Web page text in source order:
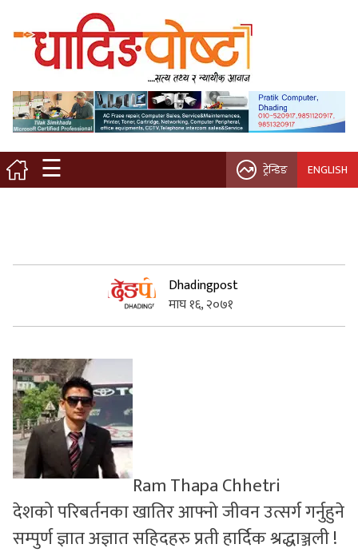
☰
मुख्य पृष्ठ
स्थानीय समाचार
विचार / ब्लग
नगर/गाउँ पालिका
सुचनाहरु
स्वास्थ्य
भिडियो
ट्रेन्डिङ ENGLISH
Dhadingpost
माघ १६, २०७१
Ram Thapa Chhetri
देशको परिबर्तनका खातिर आफ्नो जीवन उत्सर्ग गर्नुहुने
सम्पुर्ण ज्ञात अज्ञात सहिदहरु प्रती हार्दिक श्रद्धाञ्जली !